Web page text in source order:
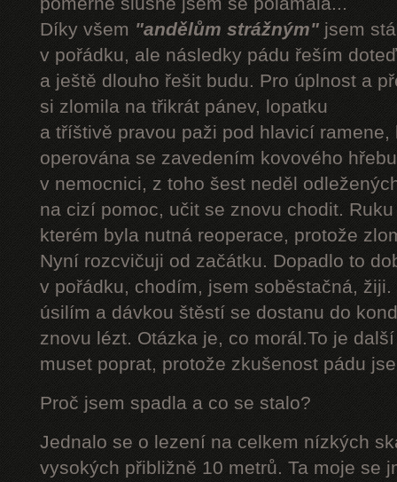
Díky všem "andělům strážným" jsem
v pořádku, ale následky pádu řeším doteď
a ještě dlouho řešit budu. Pro úplnost a
si zlomila na třikrát pánev, lopatku
a tříštivě pravou paži pod hlavicí ramene,
operována se zavedením kovového
v nemocnici, z toho šest neděl
na cizí pomoc, učit se znovu chodit.
kterém byla nutná reoperace, protože
Nyní rozcvičuji od začátku. Dopadlo to
v pořádku, chodím, jsem soběstačná,
úsilím a dávkou štěstí se dostanu do
znovu lézt. Otázka je, co morál.To je
muset poprat, protože zkušenost pádu
Proč jsem spadla a co se stalo?
Jednalo se o lezení na celkem nízkých
vysokých přibližně 10 metrů. Ta moje se